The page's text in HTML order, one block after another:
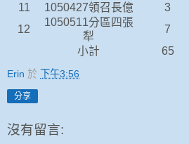
11
1050427領召長億 3
12
1050511分區四張
犁
7
小計
65
Erin 於 下午3:56
分享
沒有留言: